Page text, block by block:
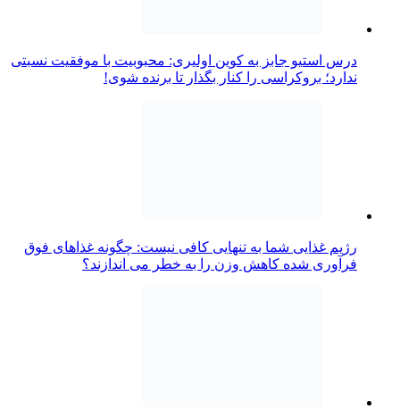
درس استیو جابز به کوین اولیری: محبوبیت با موفقیت نسبتی
ندارد؛ بروکراسی را کنار بگذار تا برنده شوی!
رژیم غذایی شما به تنهایی کافی نیست: چگونه غذاهای فوق
فرآوری شده کاهش وزن را به خطر می اندازند؟